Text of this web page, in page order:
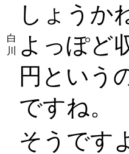
白
川
しょうか
よっぽど
円という
ですね。
そうです